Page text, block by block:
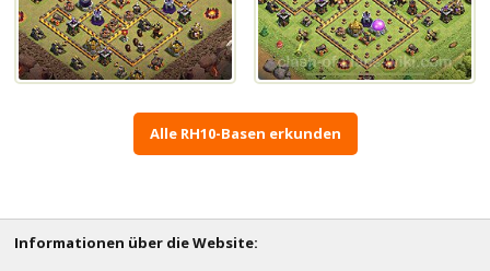
Alle RH10-Basen erkunden
Informationen über die Website: